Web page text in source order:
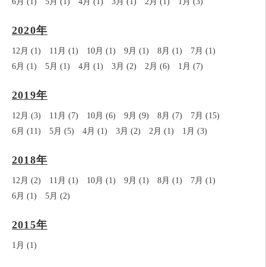
2020年
12月 (1) 11月 (1) 10月 (1) 9月 (1) 8月 (1)
7月 (1)
6月 (1)
5月 (1) 4月 (1) 3月 (2) 2月 (6) 1月 (7)
2019年
12月 (3) 11月 (7) 10月 (6) 9月 (9) 8月 (7)
7月 (15)
6月 (11)
5月 (5) 4月 (1) 3月 (2) 2月 (1) 1月 (3)
2018年
12月 (2) 11月 (1) 10月 (1) 9月 (1) 8月 (1)
7月 (1)
6月 (1)
5月 (2)
2015年
1月 (1)